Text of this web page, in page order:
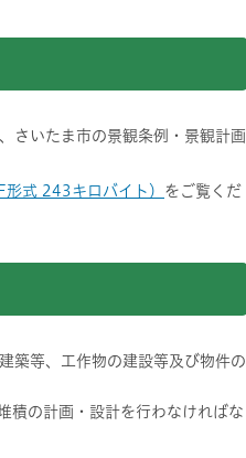
さいたま市の景観条例・景観計画
式 243キロバイト） をご覧くだ
築等、工作物の建設等及び物件の
積の計画・設計を行わなければな